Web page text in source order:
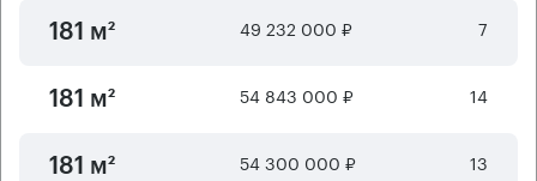
181 м² 49 232 000 ₽ 7
181 м² 54 843 000 ₽ 14
181 м² 54 300 000 ₽ 13